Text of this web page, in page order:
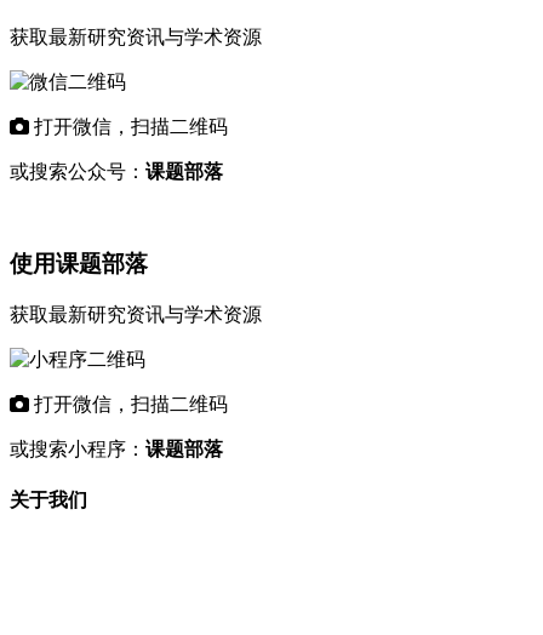
获取最新研究资讯与学术资源
打开微信，扫描二维码
或搜索公众号： 课题部落
使用课题部落
获取最新研究资讯与学术资源
打开微信，扫描二维码
或搜索小程序： 课题部落
关于我们